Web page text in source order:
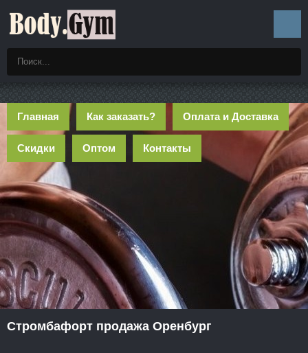
Главная Как заказать? Оплата и Доставка
Скидки Оптом Контакты
Стромбафорт продажа Оренбург